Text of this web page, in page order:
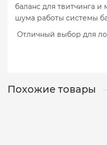
баланс для твитчинга
шума работы системы
Отличный выбор для
Похожие товары